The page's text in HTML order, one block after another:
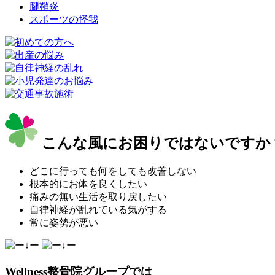
腱鞘炎
スポーツの怪我
こんな風にお困りではないですか
どこに行っても何をしても改善しない
根本的にお体を良くしたい
痛みの無い生活を取り戻したい
自律神経が乱れている気がする
常に姿勢が悪い
Wellness整骨院グループでは